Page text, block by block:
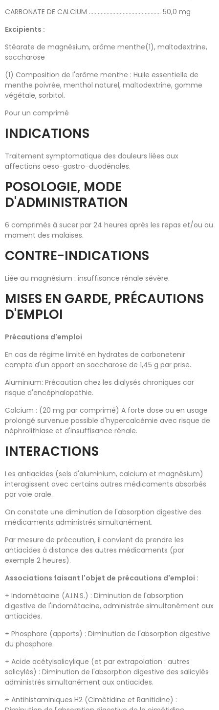
CARBONATE DE CALCIUM ................................................. 50,0 mg
Excipients :
Stéarate de magnésium, arôme menthe(1), maltodextrine,
saccharose
(1) Composition de l'arôme menthe : Huile essentielle de
menthe poivrée, menthol naturel, maltodextrine, gomme
végétale, sorbitol.
Pour un comprimé
INDICATIONS
Traitement symptomatique des douleurs liées aux
affections oeso-gastro-duodénales.
POSOLOGIE, MODE
D'ADMINISTRATION
6 comprimés à sucer par 24 heures après les repas et/ou au
moment des malaises.
CONTRE-INDICATIONS
Liée au magnésium : insuffisance rénale sévère.
MISES EN GARDE, PRÉCAUTIONS
D'EMPLOI
Précautions d'emploi
En cas de régime limité en hydrates de carbonetenir
compte d'un apport en saccharose de 1,45 g par prise.
Aluminium: Précaution chez les dialysés chroniques car
risque d'encéphalopathie.
Calcium : (20 mg par comprimé) A forte dose ou en usage
prolongé survenue possible d'hypercalcémie avec risque de
néphrolithiase et d'insuffisance rénale.
INTERACTIONS
Les antiacides (sels d'aluminium, calcium et magnésium)
interagissent avec certains autres médicaments absorbés
par voie orale.
On constate une diminution de l'absorption digestive des
médicaments administrés simultanément.
Par mesure de précaution, il convient de prendre les
antiacides à distance des autres médicaments (par
exemple 2 heures).
Associations faisant l'objet de précautions d'emploi :
+ Indométacine (A.I.N.S.) : Diminution de l'absorption
digestive de l'indométacine, administrée simultanément aux
antiacides.
+ Phosphore (apports) : Diminution de l'absorption digestive
du phosphore.
+ Acide acétylsalicylique (et par extrapolation : autres
salicylés) : Diminution de l'absorption digestive des salicylés
administrés simultanément aux antiacides.
+ Antihistaminiques H2 (Cimétidine et Ranitidine) :